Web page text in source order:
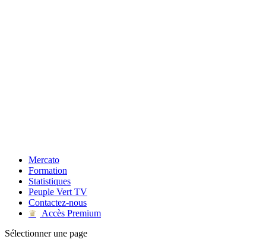
Mercato
Formation
Statistiques
Peuple Vert TV
Contactez-nous
♛
Accès Premium
Sélectionner une page